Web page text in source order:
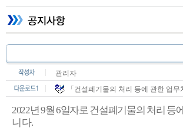
관리자
「건설폐기물의 처리 등에 관한 업
2022년9월6일자로 건설폐기물의 처리 등
니다.